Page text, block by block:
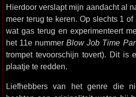
Hierdoor verslapt mijn aandacht al
meer terug te keren. Op slechts 1
wat gas terug en experimenteert
het 11e nummerBlow Job Time
trompet tevoorschijn tovert). Dit is
plaatje te redden.
Liefhebbers van het genre die